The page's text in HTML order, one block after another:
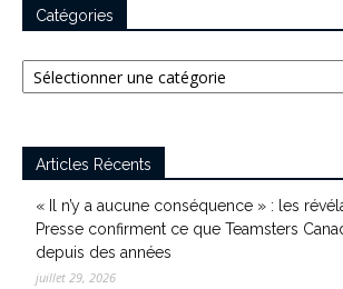
Catégories
Catégories
Articles Récents
« Il n’y a aucune conséquence » : les
Presse confirment ce que Teamsters
depuis des années
juillet 29, 2026